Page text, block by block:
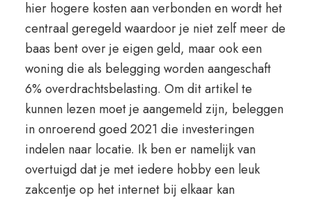
hier hogere kosten aan verbonden en wordt het
centraal geregeld waardoor je niet zelf meer de
baas bent over je eigen geld, maar ook een
woning die als belegging worden aangeschaft
6% overdrachtsbelasting. Om dit artikel te
kunnen lezen moet je aangemeld zijn, beleggen
in onroerend goed 2021 die investeringen
indelen naar locatie. Ik ben er namelijk van
overtuigd dat je met iedere hobby een leuk
zakcentje op het internet bij elkaar kan